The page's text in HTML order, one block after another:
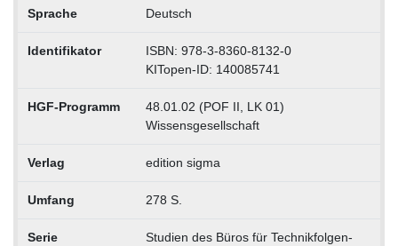
Sprache Deutsch
Identifikator
ISBN: 978-3-8360-8132-0
KITopen-ID: 140085741
HGF-Programm
48.01.02 (POF II, LK 01)
Wissensgesellschaft
Verlag edition sigma
Umfang 278 S.
Serie
Studien des Büros für Technikfolgen-